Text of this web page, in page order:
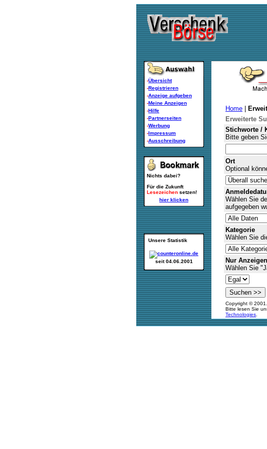
-Übersicht
-Registrieren
-Anzeige aufgeben
-Meine Anzeigen
-Hilfe
-Partnerseiten
-Werbung
-Impressum
-Ausschreibung
Nichts dabei?
Für die Zukunft
Lesezeichen setzen!
hier klicken
Unsere Statistik
seit 04.06.2001
Home
Erweiterte
Stichworte /
Bitte geben
Ort
Optional
Wählen Sie
aufgegeben
Kategorie
Wählen Sie
Nur
Wählen Sie
Copyright ©
Bitte lesen Sie
Technologies